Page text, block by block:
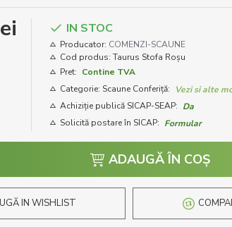
IN STOC
Producator: COMENZI-SCAUNE
Cod produs: Taurus Stofa Roșu
Pret: Contine TVA
Categorie: Scaune Conferiță:
Vezi si alte
Achiziție publică SICAP-SEAP: Da
Solicită postare în SICAP: Formular
ADAUGĂ ÎN COŞ
IN WISHLIST